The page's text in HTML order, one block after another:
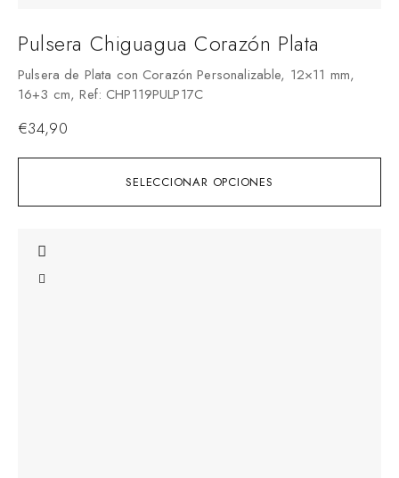
SELECCIONAR OPCIONES
Pulsera Chiguagua Corazón Plata
Pulsera de Plata con Corazón Personalizable, 12×11 mm,
16+3 cm, Ref: CHP119PULP17C
€34,90